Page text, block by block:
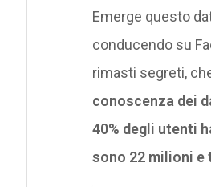
Emerge questo
conducendo su
rimasti segreti,
conoscenza dei
40% degli utenti
sono 22 milioni e